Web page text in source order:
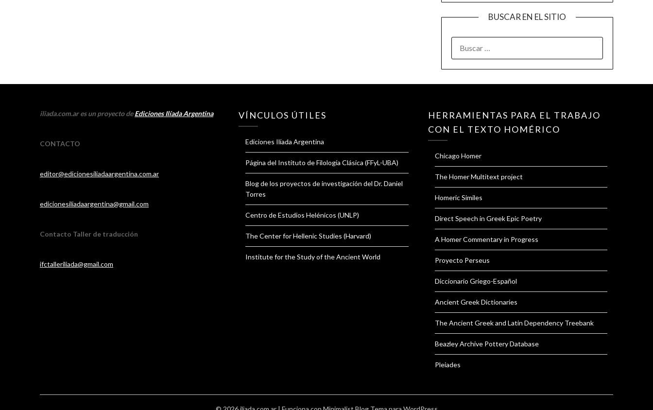
BUSCAR EN EL SITIO
iliada.com.ar es un proyecto deEdiciones Ilíada Argentina
CONTACTO
editor@edicionesiliadaargentina.com.ar
edicionesiliadaargentina@gmail.com
Contacto Taller de traducción
ifctalleriliada@gmail.com
VÍNCULOS ÚTILES
Ediciones Ilíada Argentina
Página del Instituto de Filología Clásica (FFyL-UBA)
Blog de los proyectos de investigación del Dr. Daniel
Torres
Centro de Estudios Helénicos (UNLP)
The Center for Hellenic Studies (Harvard)
Institute for the Study of the Ancient World
HERRAMIENTAS PARA EL TRABAJO
CON EL TEXTO HOMÉRICO
Chicago Homer
The Homer Multitext project
Homeric Similes
Direct Speech in Greek Epic Poetry
A Homer Commentary in Progress
Proyecto Perseus
Diccionario Griego-Español
Ancient Greek Dictionaries
The Ancient Greek and Latin Dependency Treebank
Beazley Archive Pottery Database
Pleiades